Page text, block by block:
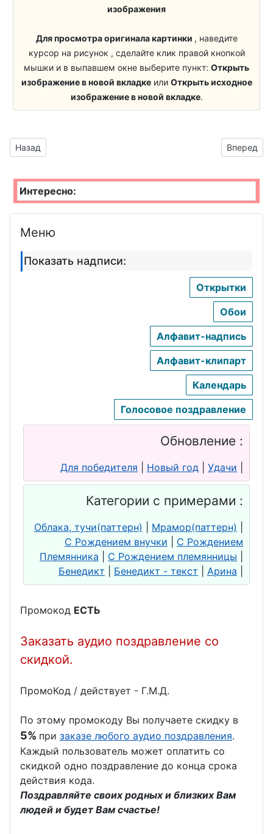
День подруги
День холостяка
День памяти
Виктора Цоя
варенья
День русской
День музыки
День девочек
День чая
День лохматых
изображения
Для просмотра оригинала картинки , наведите
курсор на рисунок , сделайте клик правой кнопкой
мышки и в выпавшем окне выберите пункт: Открыть
изображение в новой вкладкеили Открыть исходное
изображение в новой вкладке.
Предыдущий материал: картинки без фона с надписями к
Назад Вперед
Интересно:
Меню
Показать надписи:
Открытки
Обои
Алфавит-надпись
Алфавит-клипарт
Календарь
Голосовое поздравление
Обновление :
Для победителя Новый год Удачи
Категории с примерами :
Облака, тучи(паттерн) Мрамор(паттерн)
С Рождением внучки
С Рождением
Племянника
С Рождением племянницы
Бенедикт
Бенедикт - текст Арина
Промокод ЕСТЬ
Заказать аудио поздравление со
скидкой.
ПромоКод / действует - Г.М.Д.
По этому промокоду Вы получаете скидку в
5% при заказе любого аудио поздравления.
Каждый пользователь может оплатить со
скидкой одно поздравление до конца срока
действия кода.
Поздравляйте своих родных и близких Вам
людей и будет Вам счастье!